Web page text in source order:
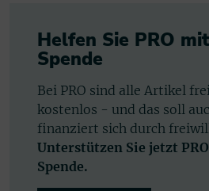
Helfen Sie PRO
Spende
Bei PRO sind alle Artikel
kostenlos - und das soll
finanziert sich durch
Unterstützen Sie jetzt
Spende.